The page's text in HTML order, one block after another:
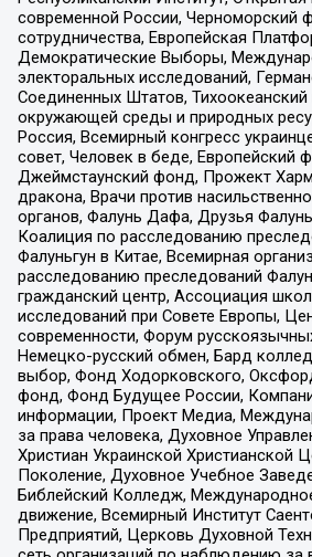
современной России, Черноморский
сотрудничества, Европейская
Демократические Выборы,
электоральных исследований,
Соединенных Штатов,
окружающей среды и природных
Россия, Всемирный конгресс
совет, Человек в беде, Европейский
Джеймстаунский фонд, Прожект
дракона, Врачи против
органов, Фалунь Дафа, Друзья
Коалиция по расследованию
Фалуньгун в Китае, Всемирная
расследованию преследований
гражданский центр, Ассоциация
исследований при Совете Европы,
современности, Форум
Немецко-русский обмен, Бард
выбор, Фонд Ходорковского,
фонд, Фонд Будущее России,
информации, Проект Медиа,
за права человека, Духовное
Христиан Украинской Христианской
Поколение, Духовное Учебное
Библейский Колледж,
движение, Всемирный Институт
Предприятий, Церковь Духовной